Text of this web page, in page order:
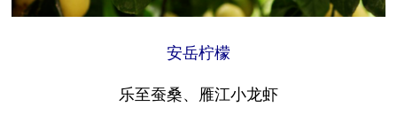
安岳柠檬
乐至蚕桑、雁江小龙虾